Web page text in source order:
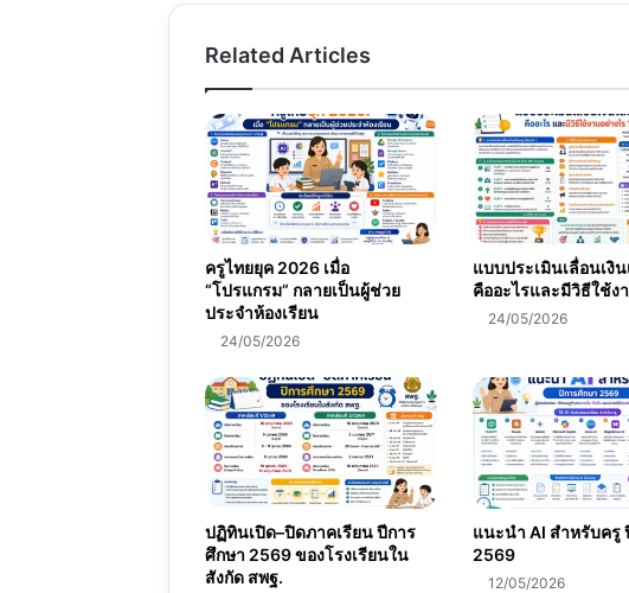
A-
Related Articles
ครูไทยยุค 2026 เมื่อ
“โปรแกรม” กลายเป็นผู้ช่วย
ประจำห้องเรียน
24/05/2026
แบบประเมินเลื่อนเงิ
คืออะไรและมีวิธีใช้ง
24/05/2026
ปฏิทินเปิด–ปิดภาคเรียน ปีการ
ศึกษา 2569 ของโรงเรียนใน
สังกัด สพฐ.
แนะนำ AI สำหรับครู
2569
12/05/2026